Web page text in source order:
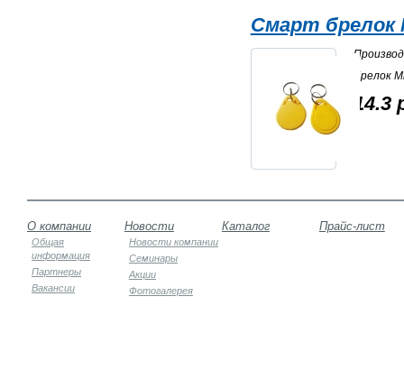
Смарт брелок
Брелок
14.3
О компании
Общая
информация
Партнеры
Вакансии
Новости
Новости компании
Семинары
Акции
Фотогалерея
Каталог Прайс-лист